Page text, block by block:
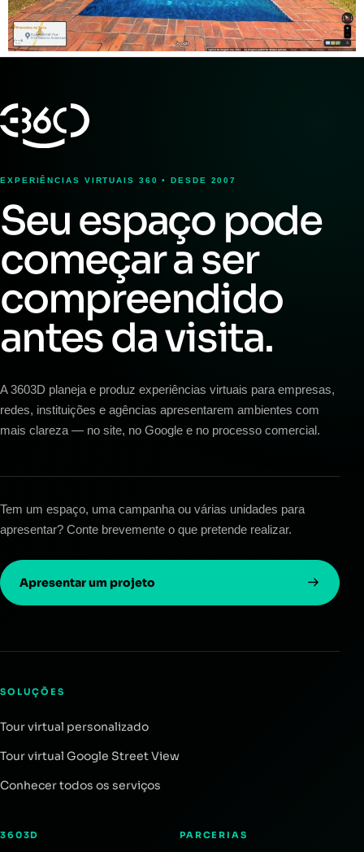
EXPERIÊNCIAS VIRTUAIS 360 • DESDE 2007
Seu espaço pode
começar a ser
compreendido
antes da visita.
A 3603D planeja e produz experiências virtuais para empresas,
redes, instituições e agências apresentarem ambientes com
mais clareza — no site, no Google e no processo comercial.
Tem um espaço, uma campanha ou várias unidades para
apresentar? Conte brevemente o que pretende realizar.
Apresentar um projeto
SOLUÇÕES
Tour virtual personalizado
Tour virtual Google Street View
Conhecer todos os serviços
3603D PARCERIAS